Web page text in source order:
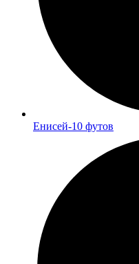
Енисей-10 футов